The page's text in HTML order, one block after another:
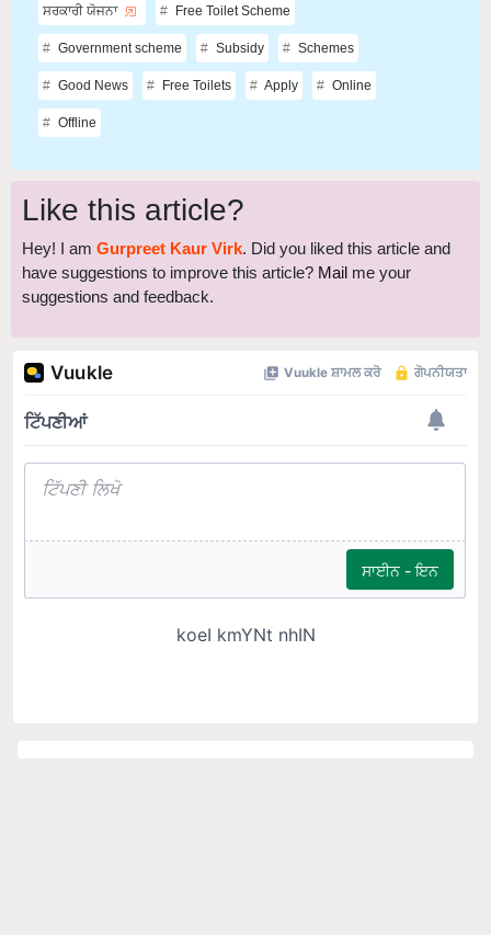
Government scheme Subsidy
Good News Free Toilets Apply Online
Offline
Like this article?
Hey! I am Gurpreet Kaur Virk
have suggestions to improve this article?Mail me your
suggestions and feedback.